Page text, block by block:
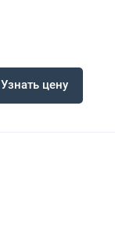
Узнать цену